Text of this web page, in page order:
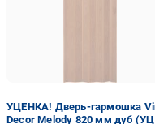
УЦЕНКА! Дверь-гармошка
Decor Melody 820 мм дуб (УЦ